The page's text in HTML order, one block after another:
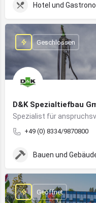
Hotel und
D&K Spezialtiefbau
+49 (0) 8334/9870800
Geschlossen
Bauen und
Geöffnet